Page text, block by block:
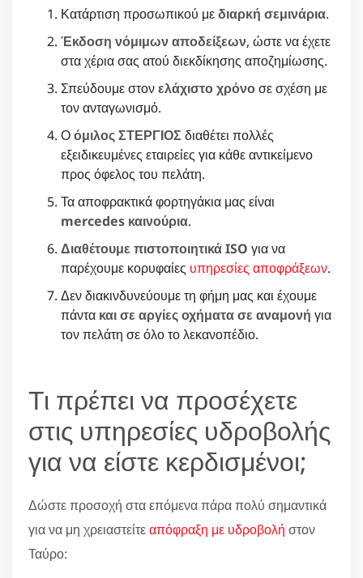
Κατάρτιση προσωπικού μεδιαρκή σεμινάρια.
Έκδοση νόμιμων αποδείξεων, ώστε να έχετε
στα χέρια σας ατού διεκδίκησης αποζημίωσης.
Σπεύδουμε στονελάχιστο χρόνοσε σχέση με
τον ανταγωνισμό.
Οόμιλος ΣΤΕΡΓΙΟΣ διαθέτει πολλές
εξειδικευμένες εταιρείες για κάθε αντικείμενο
προς όφελος του πελάτη.
Τα αποφρακτικά φορτηγάκια μας είναι
mercedes καινούρια.
Διαθέτουμε πιστοποιητικά ISO για να
παρέχουμε κορυφαίες υπηρεσίες αποφράξεων.
Δεν διακινδυνεύουμε τη φήμη μας και έχουμε
πάντα και σε αργίες οχήματα σε αναμονή για
τον πελάτη σε όλο το λεκανοπέδιο.
Τι πρέπει να προσέχετε
στις υπηρεσίες υδροβολής
για να είστε κερδισμένοι;
Δώστε προσοχή στα επόμενα πάρα πολύ σημαντικά
για να μη χρειαστείτεαπόφραξη με υδροβολή στον
Ταύρο: